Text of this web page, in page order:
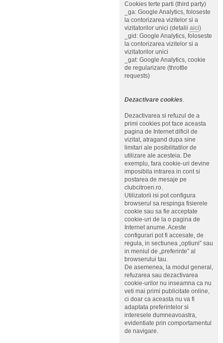
Cookies terte parti (third party)
_ga: Google Analytics, foloseste
la contorizarea vizitelor si a
vizitatorilor unici (detalii aici)
_gid: Google Analytics, foloseste
la contorizarea vizitelor si a
vizitatorilor unici
_gat: Google Analytics, cookie
de regularizare (throttle
requests)
Dezactivare cookies.
Dezactivarea si refuzul de a
primi cookies pot face aceasta
pagina de Internet dificil de
vizitat, atragand dupa sine
limitari ale posibilitatilor de
utilizare ale acesteia. De
exemplu, fara cookie-uri devine
imposibila intrarea in cont si
postarea de mesaje pe
clubcitroen.ro.
Utilizatorii isi pot configura
browserul sa respinga fisierele
cookie sau sa fie acceptate
cookie-uri de la o pagina de
Internet anume. Aceste
configurari pot fi accesate, de
regula, in sectiunea „optiuni” sau
in meniul de „preferinte” al
browserului tau.
De asemenea, la modul general,
refuzarea sau dezactivarea
cookie-urilor nu inseamna ca nu
veti mai primi publicitate online,
ci doar ca aceasta nu va fi
adaptata preferintelor si
interesele dumneavoastra,
evidentiate prin comportamentul
de navigare.